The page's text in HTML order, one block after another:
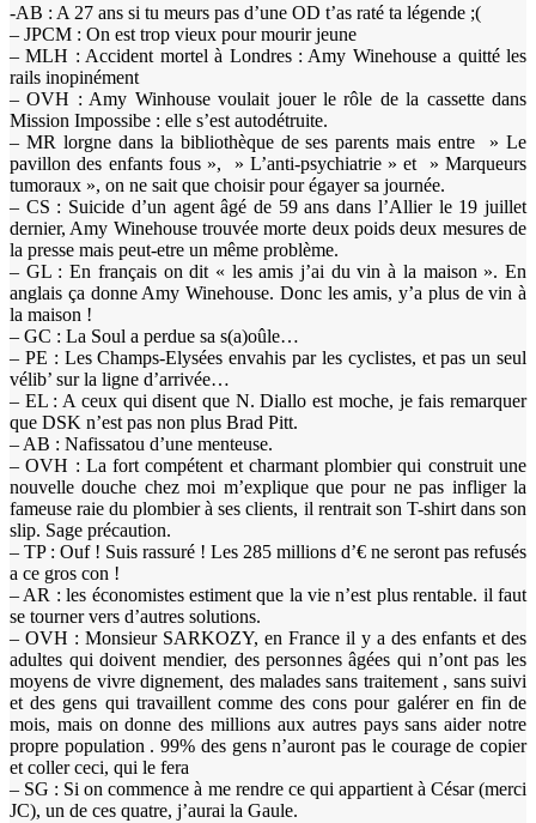
-AB : A 27 ans si tu meurs pas d’une OD t’as raté ta légende ;(
– JPCM : On est trop vieux pour mourir jeune
– MLH : Accident mortel à Londres : Amy Winehouse a quitté les
rails inopinément
– OVH : Amy Winhouse voulait jouer le rôle de la cassette dans
Mission Impossibe : elle s’est autodétruite.
– MR lorgne dans la bibliothèque de ses parents mais entre » Le
pavillon des enfants fous », » L’anti-psychiatrie » et » Marqueurs
tumoraux », on ne sait que choisir pour égayer sa journée.
– CS : Suicide d’un agent âgé de 59 ans dans l’Allier le 19 juillet
dernier, Amy Winehouse trouvée morte deux poids deux mesures de
la presse mais peut-etre un même problème.
– GL : En français on dit « les amis j’ai du vin à la maison ». En
anglais ça donne Amy Winehouse. Donc les amis, y’a plus de vin à
la maison !
– GC : La Soul a perdue sa s(a)oûle…
– PE : Les Champs-Elysées envahis par les cyclistes, et pas un seul
vélib’ sur la ligne d’arrivée…
– EL : A ceux qui disent que N. Diallo est moche, je fais remarquer
que DSK n’est pas non plus Brad Pitt.
– AB : Nafissatou d’une menteuse.
– OVH : La fort compétent et charmant plombier qui construit une
nouvelle douche chez moi m’explique que pour ne pas infliger la
fameuse raie du plombier à ses clients, il rentrait son T-shirt dans son
slip. Sage précaution.
– TP : Ouf ! Suis rassuré ! Les 285 millions d’€ ne seront pas refusés
a ce gros con !
– AR : les économistes estiment que la vie n’est plus rentable. il faut
se tourner vers d’autres solutions.
– OVH : Monsieur SARKOZY, en France il y a des enfants et des
adultes qui doivent mendier, des personnes âgées qui n’ont pas les
moyens de vivre dignement, des malades sans traitement , sans suivi
et des gens qui travaillent comme des cons pour galérer en fin de
mois, mais on donne des millions aux autres pays sans aider notre
propre population . 99% des gens n’auront pas le courage de copier
et coller ceci, qui le fera
– SG : Si on commence à me rendre ce qui appartient à César (merci
JC), un de ces quatre, j’aurai la Gaule.